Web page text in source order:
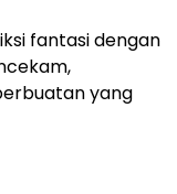
fantasi dengan
yang